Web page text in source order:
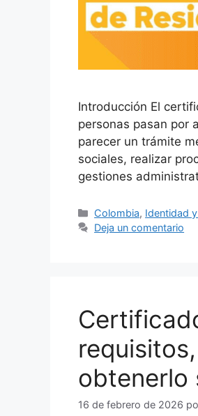
Introducción El
personas pasan por
parecer un trámite
sociales, realizar
gestiones
Categorías
Colombia, Identidad
Deja un comentario
obtenerlo
16 de febrero de 2026